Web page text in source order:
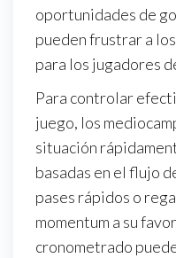
oportunidades de
pueden frustrar a
para los jugadores
Para controlar
juego, los
situación
basadas en el flujo
pases rápidos o
momentum a su
cronometrado